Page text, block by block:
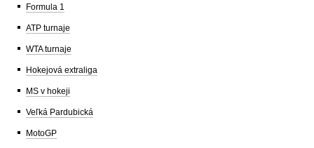
Formula 1
ATP turnaje
WTA turnaje
Hokejová extraliga
MS v hokeji
Veľká Pardubická
MotoGP